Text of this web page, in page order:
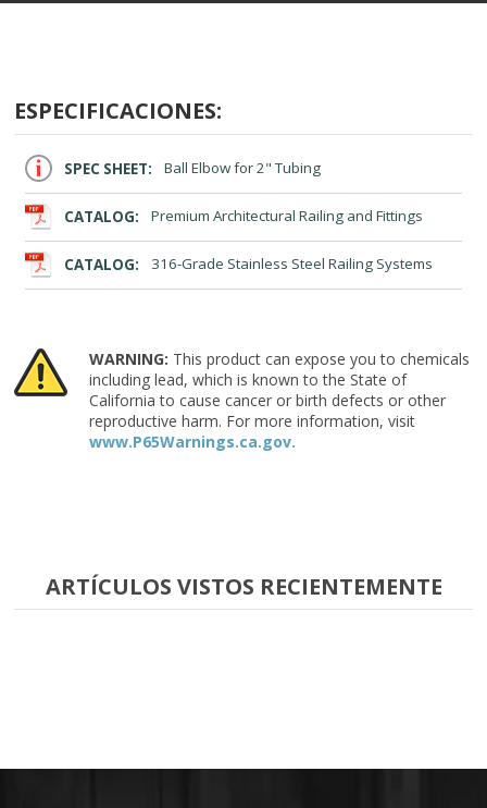
ESPECIFICACIONES:
SPEC SHEET: Ball Elbow for 2" Tubing
CATALOG: Premium Architectural Railing and Fittings
CATALOG: 316-Grade Stainless Steel Railing Systems
WARNING: This product can expose you to chemicals
including lead, which is known to the State of
California to cause cancer or birth defects or other
reproductive harm. For more information, visit
www.P65Warnings.ca.gov.
ARTÍCULOS VISTOS RECIENTEMENTE